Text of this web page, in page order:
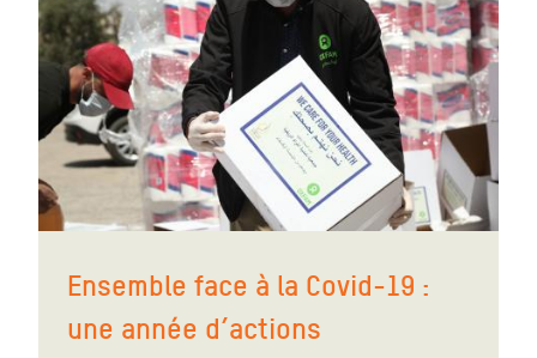
Ensemble face à la Covid-19 :
une année d’actions